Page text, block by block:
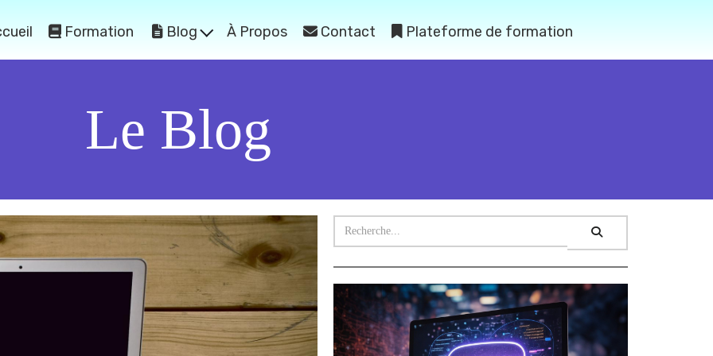
Formation Blog À Propos Contact Plateforme de formation
Le Blog